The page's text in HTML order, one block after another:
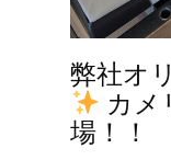
弊社オ
カメ
場！！